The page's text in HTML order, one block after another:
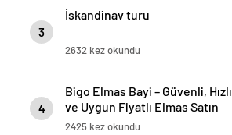
3
İskandinav turu
2632 kez okundu
4
Bigo Elmas Bayi – Güvenli, Hızlı
ve Uygun Fiyatlı Elmas Satın
Almanın Yeni Adresi
2425 kez okundu